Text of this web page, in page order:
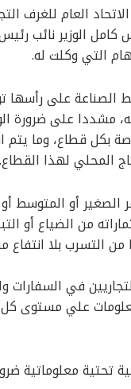
العام للغرف
كامل الوزير نائب
التي وكلت له.
على رأسها
مشددا على ضرورة
بكل قطاع، وما
المحلي لهذا القطاع.
أو المتوسط
من الضياع أو
التسرب بلا انتفاع
في
علي مستوى كل
تحتية